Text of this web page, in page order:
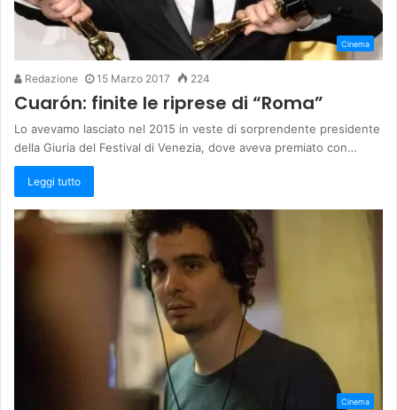
Cinema
Redazione 15 Marzo 2017 224
Cuarón: finite le riprese di “Roma”
Lo avevamo lasciato nel 2015 in veste di sorprendente presidente
della Giuria del Festival di Venezia, dove aveva premiato con…
Leggi tutto
Cinema